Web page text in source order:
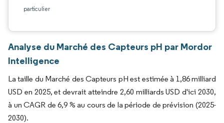
particulier
Analyse du Marché des Capteurs pH par Mordor
Intelligence
La taille du Marché des Capteurs pH est estimée à 1,86 milliard
USD en 2025, et devrait atteindre 2,60 milliards USD d'ici 2030,
à un CAGR de 6,9 % au cours de la période de prévision (2025-
2030).